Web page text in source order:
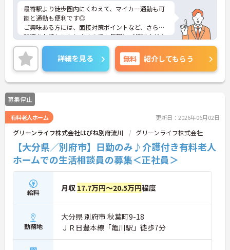
最寄駅より徒歩圏内にくわえて、マイカー通勤も可
能と通勤も便利です◎
ご興味ある方には、面接対策ポイントなど、さらに
詳細をお話しいたしますのでお気軽にご相談くださ
い！
詳細を見る 無料 紹介してもらう
募集停止
有料老人ホーム 更新日：2026年06月02日
グリーンライフ株式会社はぴね別府流川 グリーンライフ株式会社
【大分県／別府市】日勤のみ♪介護付き有料老人
ホームでの生活相談員の募集＜正社員＞
給料 月収 17.7万円～20.5万円程度
勤務地
大分県 別府市 秋葉町9-18
ＪＲ日豊本線「亀川駅」徒歩7分